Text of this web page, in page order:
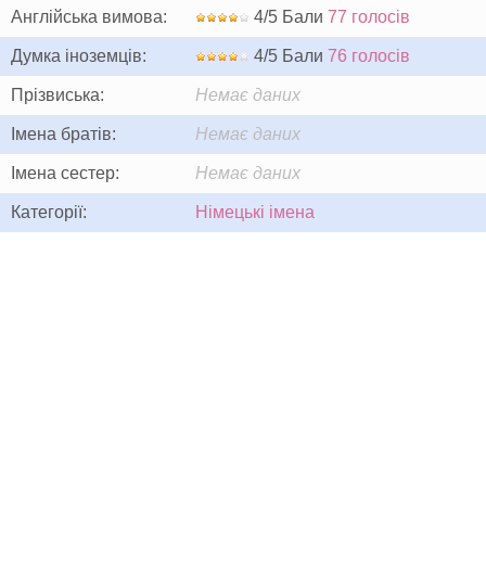
Англійська вимова: 4/5 Бали 77 голосів
Думка іноземців: 4/5 Бали 76 голосів
Прізвиська: Немає даних
Імена братів: Немає даних
Імена сестер: Немає даних
Категорії: Німецькі імена